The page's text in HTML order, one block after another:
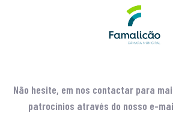
Não hesite, em nos contactar para
patrocínios através do nosso e-